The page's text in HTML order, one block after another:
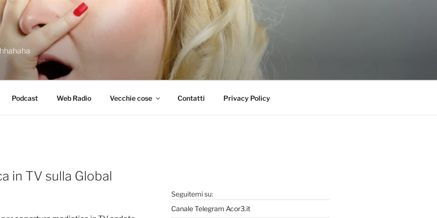
Podcast Web Radio Vecchie cose Contatti Privacy Policy
in TV sulla Global
Seguitemi su:
Canale Telegram Acor3.it